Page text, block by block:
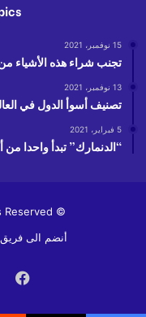
15 نوفمبر، 2021
تجنب شراء هذه الأشياء
13 نوفمبر، 2021
تصنيف أسوأ الدول في
5 فبراير، 2021
“الدنمارك” تبدأ واحدا من أكبر
© Copyright 2026, All Rights Reserved |
أنضم الى